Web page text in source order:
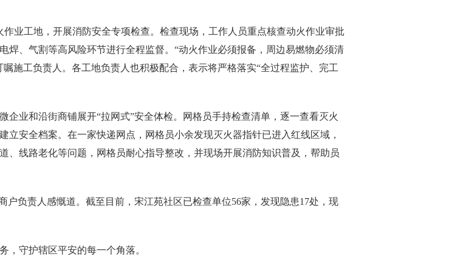
业工地，开展消防安全专项检查。检查现场，工作人员重点核查动火作业审批
焊、气割等高风险环节进行全程监督。“动火作业必须报备，周边易燃物必须清
施工负责人。各工地负责人也积极配合，表示将严格落实“全过程监护、完工
业和沿街商铺展开“拉网式”安全体检。网格员手持检查清单，逐一查看灭火
安全档案。在一家快递网点，网格员小余发现灭火器指针已进入红线区域，
、线路老化等问题，网格员耐心指导整改，并现场开展消防知识普及，帮助员
户负责人感慨道。截至目前，宋江苑社区已检查单位56家，发现隐患17处，现
，守护辖区平安的每一个角落。